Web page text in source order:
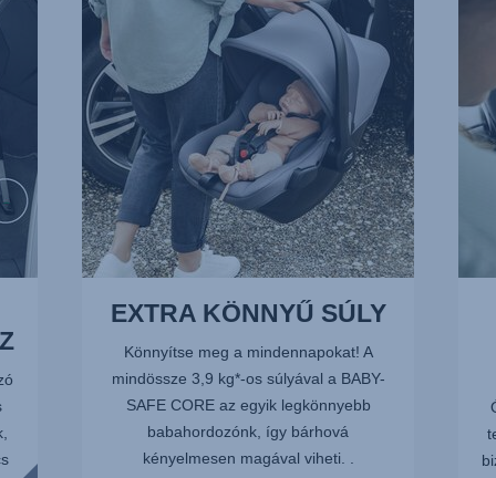
1/13
EXTRA KÖNNYŰ SÚLY
Könnyítse meg a mindennapokat! A
mindössze 3,9 kg*-os súlyával a BABY-
SAFE CORE az egyik legkönnyebb
babahordozónk, így bárhová
kényelmesen magával viheti. .